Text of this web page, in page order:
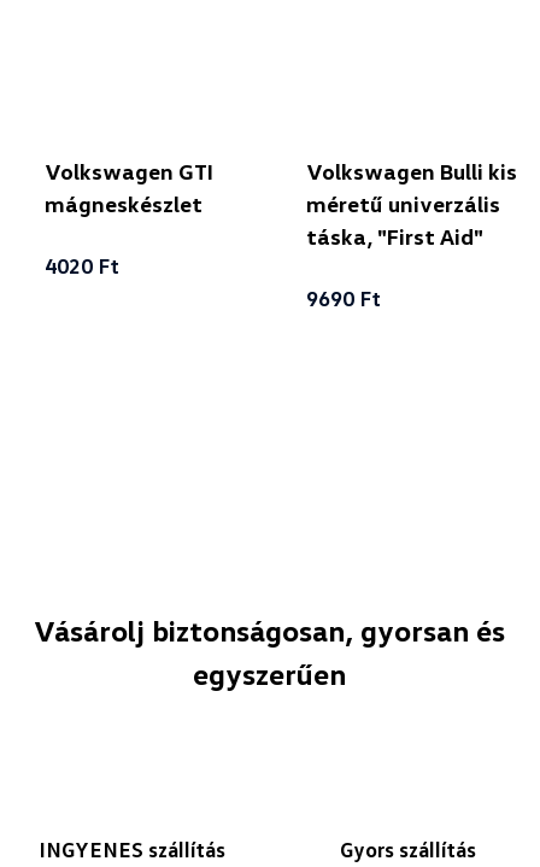
Volkswagen GTI
mágneskészlet
4020 Ft
Volkswagen Bulli kis
méretű univerzális
táska, "First Aid"
9690 Ft
Vásárolj biztonságosan, gyorsan és
egyszerűen
INGYENES szállítás
Gyors szállítás